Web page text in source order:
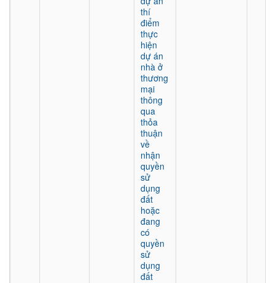
thí
điểm
thực
hiện
dự án
nhà ở
thương
mại
thông
qua
thỏa
thuận
về
nhận
quyền
sử
dụng
đất
hoặc
đang
có
quyền
sử
dụng
đất